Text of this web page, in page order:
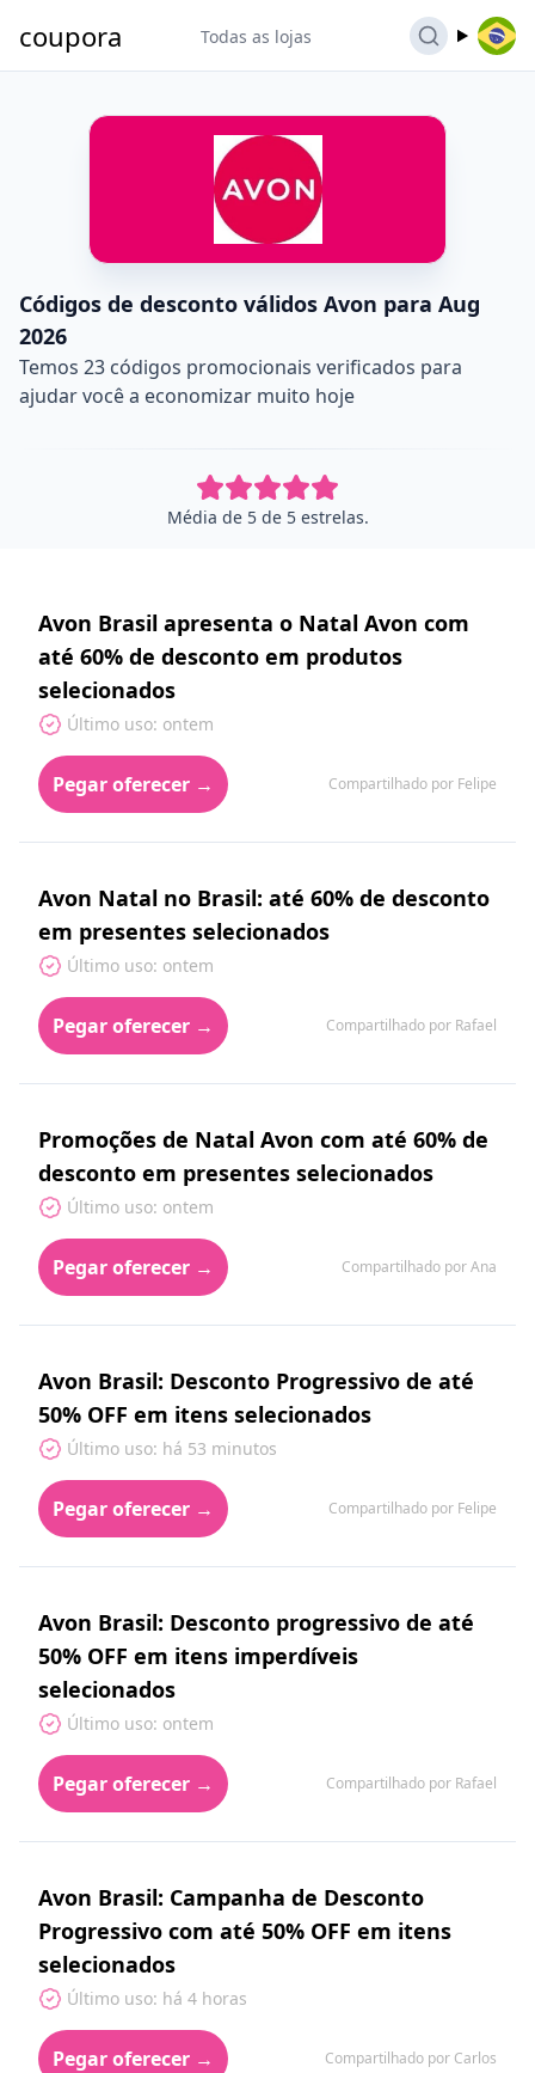
coupora Todas as lojas
Códigos de desconto válidos Avon para Aug
2026
Temos 23 códigos promocionais verificados para
ajudar você a economizar muito hoje
Média de 5 de 5 estrelas.
Avon Brasil apresenta o Natal Avon com
até 60% de desconto em produtos
selecionados
Último uso: ontem
Pegar oferecer → Compartilhado por Felipe
Avon Natal no Brasil: até 60% de desconto
em presentes selecionados
Último uso: ontem
Pegar oferecer → Compartilhado por Rafael
Promoções de Natal Avon com até 60% de
desconto em presentes selecionados
Último uso: ontem
Pegar oferecer → Compartilhado por Ana
Avon Brasil: Desconto Progressivo de até
50% OFF em itens selecionados
Último uso: há 53 minutos
Pegar oferecer → Compartilhado por Felipe
Avon Brasil: Desconto progressivo de até
50% OFF em itens imperdíveis
selecionados
Último uso: ontem
Pegar oferecer → Compartilhado por Rafael
Avon Brasil: Campanha de Desconto
Progressivo com até 50% OFF em itens
selecionados
Último uso: há 4 horas
Pegar oferecer → Compartilhado por Carlos